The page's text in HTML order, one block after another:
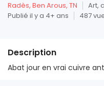
Radès, Ben Arous, TN
Art,
Publié il y a 4+ ans
487
Description
Abat jour en vrai cuivre